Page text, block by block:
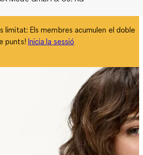
limitat: Els membres acumulen el doble
punts! Inicia la sessió